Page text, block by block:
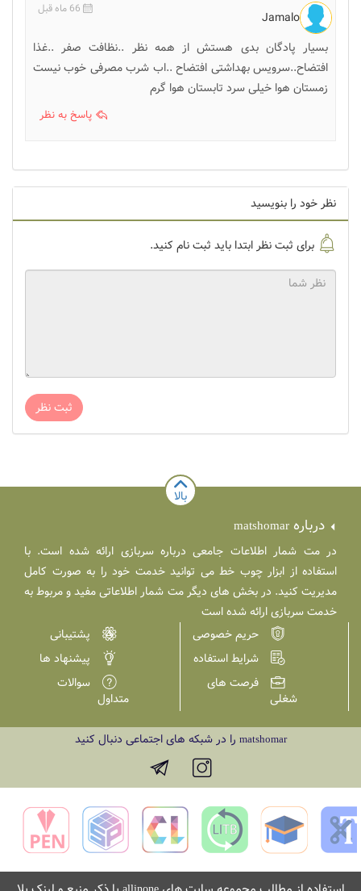
66 ماه قبل
Jamalo
بسیار پادگان بدی هستش از همه نظر ..نظافت صفر ..غذا
افتضاح..سرویس بهداشتی افتضاح ..اب شرب مصرفی خوب نیست
زمستان هوا خیلی سرد تابستان هوا گرم
پاسخ به نظر
نظر خود را بنویسید
برای ثبت نظر ابتدا باید ثبت نام کنید.
ثبت نظر
بالا
درباره matshomar
در مت شمار اطلاعات جامعی درباره سربازی ارائه شده است. با
استفاده از ابزار چوب خط می توانید خدمت خود را به صورت کامل
مدیریت کنید. در بخش های دیگر مت شمار اطلاعاتی مفید و مربوط به
خدمت سربازی ارائه شده است
حریم خصوصی
شرایط استفاده
فرصت های
شغلی
پشتیبانی
پیشنهاد ها
سوالات
متداول
matshomar را در شبکه های اجتماعی دنبال کنید